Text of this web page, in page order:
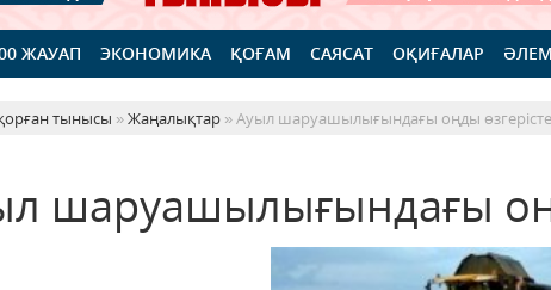
ЖАУАП ЭКОНОМИКА ҚОҒАМ САЯСАТ ОҚИҒАЛАР ӘЛЕМ
тынысы »Жаңалықтар » Ауыл шаруашылығындағы оңды
шаруашылығындағы